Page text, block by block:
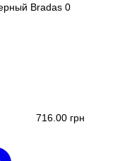
Bradas 0
716.00 грн